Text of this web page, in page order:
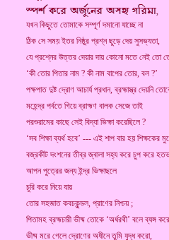
যখন কিছুতে তোমাকে সম্পূর্ণ দমানো যাচ্ছে না
ঠিক সে সময় ইতর নিষ্ঠুর প্রশ্ন ছুড়ে দেয় সুসভ্যতা,
যে প্রশ্নের উত্তর দেয়ার দায় কোনো মতে নেই তো
‘কী তোর পিতার নাম ? কী নাম বাপের তোর, বল ?’
পক্ষপাত দুষ্ট দ্রোণ আচার্য প্রধান, ব্রহ্মাস্ত্র দেয়নি
মহেন্দ্র পর্বতে গিয়ে ব্রাহ্মণ বালক সেজে তাই
পরশুরামের কাছে সেই বিদ্যা ভিক্ষা করেছিলে ?
‘সব শিক্ষা ব্যর্থ হবে’ --- এই শাপ বার হয় শিক্ষকের
বজ্রকীট দংশনের তীব্র জ্বালা সহ্য করে চুপ করে
আপন পুত্রের জন্য ইন্দ্র ভিক্ষাছলে
চুরি করে নিয়ে যায়
তোর সহজাত কবচকুন্ডল, প্রাণের নিশ্চয় ;
পিতামহ ব্রহ্মচারী ভীষ্ম তোকে ‘অর্ধরথী’ বলে ব্যঙ্গ
ভীষ্ম মরে গেলে দ্রোণের অধীনে তুমি যুদ্ধ করো,